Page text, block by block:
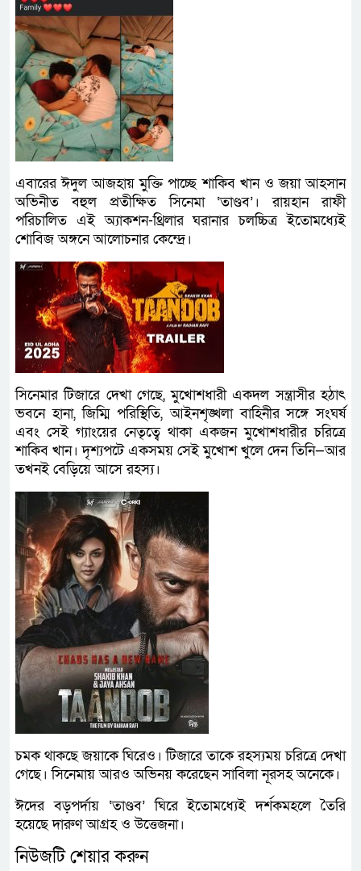
এবারের ঈদুল আজহায় মুক্তি পাচ্ছে শাকিব খান ও জয়া আহসান
অভিনীত বহুল প্রতীক্ষিত সিনেমা ‘তাণ্ডব’। রায়হান রাফী
পরিচালিত এই অ্যাকশন-থ্রিলার ঘরানার চলচ্চিত্র ইতোমধ্যেই
শোবিজ অঙ্গনে আলোচনার কেন্দ্রে।
সিনেমার টিজারে দেখা গেছে, মুখোশধারী একদল সন্ত্রাসীর হঠাৎ
ভবনে হানা, জিম্মি পরিস্থিতি, আইনশৃঙ্খলা বাহিনীর সঙ্গে সংঘর্ষ
এবং সেই গ্যাংয়ের নেতৃত্বে থাকা একজন মুখোশধারীর চরিত্রে
শাকিব খান। দৃশ্যপটে একসময় সেই মুখোশ খুলে দেন তিনি—আর
তখনই বেড়িয়ে আসে রহস্য।
চমক থাকছে জয়াকে ঘিরেও। টিজারে তাকে রহস্যময় চরিত্রে দেখা
গেছে। সিনেমায় আরও অভিনয় করেছেন সাবিলা নূরসহ অনেকে।
ঈদের বড়পর্দায় ‘তাণ্ডব’ ঘিরে ইতোমধ্যেই দর্শকমহলে তৈরি
হয়েছে দারুণ আগ্রহ ও উত্তেজনা।
নিউজটি শেয়ার করুন